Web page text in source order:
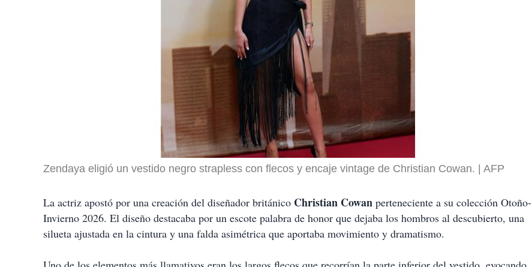
Zendaya eligió un vestido negro strapless con flecos y encaje vintage de Christian Cowan. AFP
La actriz apostó por una creación del diseñador británico Christian Cowan perteneciente a su colección Otoño-
Invierno 2026. El diseño destacaba por un escote palabra de honor que dejaba los hombros al descubierto, una
silueta ajustada en la cintura y una falda asimétrica que aportaba movimiento y dramatismo.